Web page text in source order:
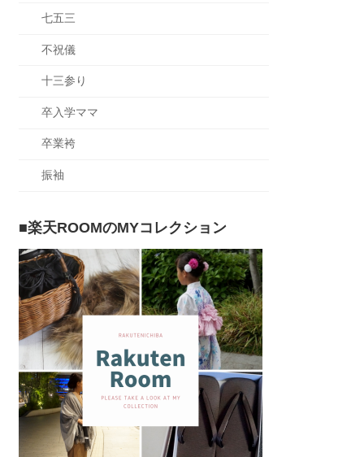
七五三
不祝儀
十三参り
卒入学ママ
卒業袴
振袖
■楽天ROOMのMYコレクション